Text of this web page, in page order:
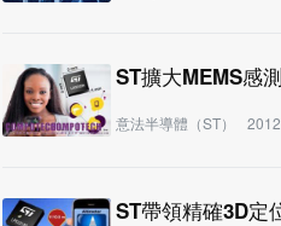
ST擴大MEMS感
意法半導體（ST）
ST帶領精確3D定